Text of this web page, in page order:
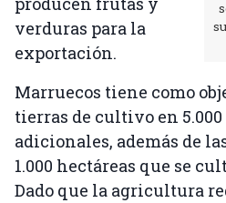
verduras para la
exportación.
Marruecos tiene como
tierras de cultivo en
adicionales, además de
1.000 hectáreas que se
Dado que la agricultura